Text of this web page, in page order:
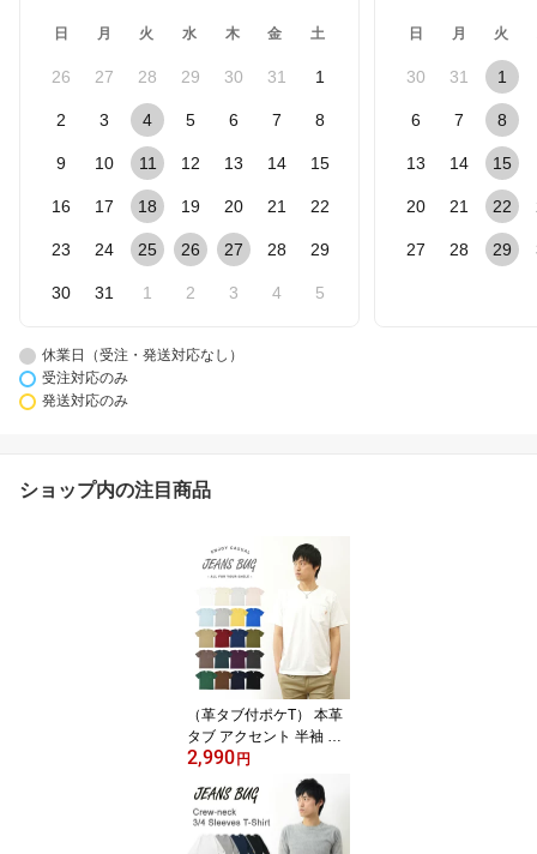
日 月 火 水 木 金 土
26 27 28 29 30 31 1
2 3 4 5 6 7 8
9 10 11 12 13 14 15
16 17 18 19 20 21 22
23 24 25 26 27 28 29
30 31 1 2 3 4 5
日 月 火
30 31 1
6 7 8
13 14 15
20 21 22
27 28 29
休業日（受注・発送対応なし）
受注対応のみ
発送対応のみ
ショップ内の注目商品
（革タブ付ポケT） 本革
タブ アクセント 半袖 無
地 ポケット Tシャツ メン
ズ レディース ゆったり
オーバーサイズ 大きいサ
イズ ビッグサイズ対応 X
L 2L XXL 3L オリジナル
2,990円